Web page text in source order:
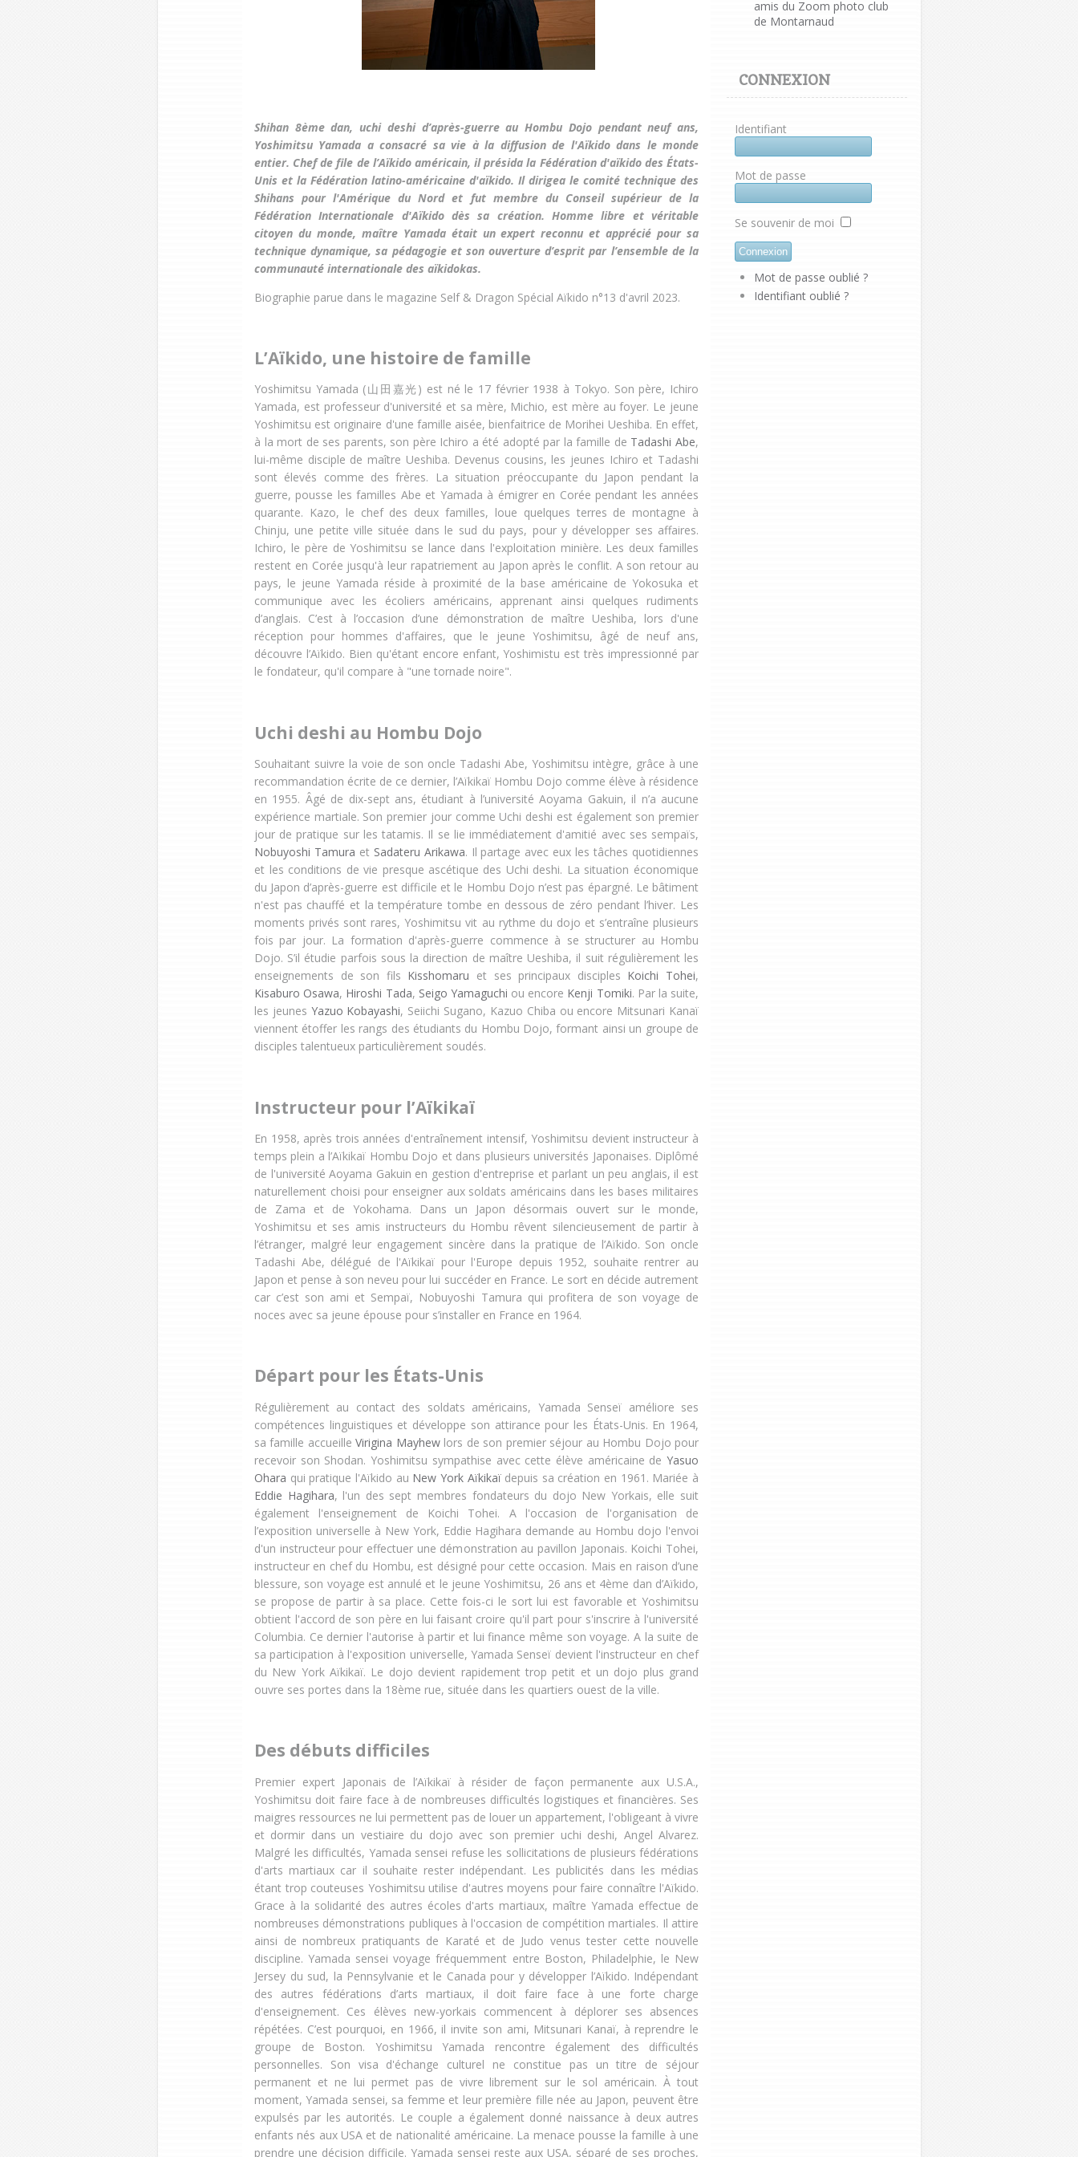
Shihan 8ème dan, uchi deshi d’après-guerre au Hombu Dojo pendant neuf ans,
Yoshimitsu Yamada a consacré sa vie à la diffusion de l'Aïkido dans le monde
entier. Chef de file de l’Aïkido américain, il présida la Fédération d'aïkido des États-
Unis et la Fédération latino-américaine d'aïkido. Il dirigea le comité technique des
Shihans pour l'Amérique du Nord et fut membre du Conseil supérieur de la
Fédération Internationale d'Aïkido dès sa création. Homme libre et véritable
citoyen du monde, maître Yamada était un expert reconnu et apprécié pour sa
technique dynamique, sa pédagogie et son ouverture d’esprit par l’ensemble de la
communauté internationale des aïkidokas.
Biographie parue dans le magazine Self & Dragon Spécial Aïkido n°13 d'avril 2023.
L’Aïkido, une histoire de famille
Yoshimitsu Yamada (山田嘉光) est né le 17 février 1938 à Tokyo. Son père, Ichiro
Yamada, est professeur d'université et sa mère, Michio, est mère au foyer. Le jeune
Yoshimitsu est originaire d'une famille aisée, bienfaitrice de Morihei Ueshiba. En effet,
à la mort de ses parents, son père Ichiro a été adopté par la famille de Tadashi Abe,
lui-même disciple de maître Ueshiba. Devenus cousins, les jeunes Ichiro et Tadashi
sont élevés comme des frères. La situation préoccupante du Japon pendant la
guerre, pousse les familles Abe et Yamada à émigrer en Corée pendant les années
quarante. Kazo, le chef des deux familles, loue quelques terres de montagne à
Chinju, une petite ville située dans le sud du pays, pour y développer ses affaires.
Ichiro, le père de Yoshimitsu se lance dans l'exploitation minière. Les deux familles
restent en Corée jusqu'à leur rapatriement au Japon après le conflit. A son retour au
pays, le jeune Yamada réside à proximité de la base américaine de Yokosuka et
communique avec les écoliers américains, apprenant ainsi quelques rudiments
d’anglais. C’est à l’occasion d’une démonstration de maître Ueshiba, lors d'une
réception pour hommes d'affaires, que le jeune Yoshimitsu, âgé de neuf ans,
découvre l’Aïkido. Bien qu'étant encore enfant, Yoshimistu est très impressionné par
le fondateur, qu'il compare à "une tornade noire".
Uchi deshi au Hombu Dojo
Souhaitant suivre la voie de son oncle Tadashi Abe, Yoshimitsu intègre, grâce à une
recommandation écrite de ce dernier, l’Aïkikaï Hombu Dojo comme élève à résidence
en 1955. Âgé de dix-sept ans, étudiant à l’université Aoyama Gakuin, il n’a aucune
expérience martiale. Son premier jour comme Uchi deshi est également son premier
jour de pratique sur les tatamis. Il se lie immédiatement d'amitié avec ses sempaïs,
Nobuyoshi Tamura et Sadateru Arikawa. Il partage avec eux les tâches quotidiennes
et les conditions de vie presque ascétique des Uchi deshi. La situation économique
du Japon d’après-guerre est difficile et le Hombu Dojo n’est pas épargné. Le bâtiment
n'est pas chauffé et la température tombe en dessous de zéro pendant l’hiver. Les
moments privés sont rares, Yoshimitsu vit au rythme du dojo et s’entraîne plusieurs
fois par jour. La formation d'après-guerre commence à se structurer au Hombu
Dojo. S’il étudie parfois sous la direction de maître Ueshiba, il suit régulièrement les
enseignements de son fils Kisshomaru et ses principaux disciples Koichi Tohei,
Kisaburo Osawa, Hiroshi Tada, Seigo Yamaguchi ou encore Kenji Tomiki. Par la suite,
les jeunes Yazuo Kobayashi, Seiichi Sugano, Kazuo Chiba ou encore Mitsunari Kanaï
viennent étoffer les rangs des étudiants du Hombu Dojo, formant ainsi un groupe de
disciples talentueux particulièrement soudés.
Instructeur pour l’Aïkikaï
En 1958, après trois années d'entraînement intensif, Yoshimitsu devient instructeur à
temps plein a l’Aïkikaï Hombu Dojo et dans plusieurs universités Japonaises. Diplômé
de l'université Aoyama Gakuin en gestion d'entreprise et parlant un peu anglais, il est
naturellement choisi pour enseigner aux soldats américains dans les bases militaires
de Zama et de Yokohama. Dans un Japon désormais ouvert sur le monde,
Yoshimitsu et ses amis instructeurs du Hombu rêvent silencieusement de partir à
l’étranger, malgré leur engagement sincère dans la pratique de l’Aïkido. Son oncle
Tadashi Abe, délégué de l'Aïkikaï pour l'Europe depuis 1952, souhaite rentrer au
Japon et pense à son neveu pour lui succéder en France. Le sort en décide autrement
car c’est son ami et Sempaï, Nobuyoshi Tamura qui profitera de son voyage de
noces avec sa jeune épouse pour s’installer en France en 1964.
Départ pour les États-Unis
Régulièrement au contact des soldats américains, Yamada Senseï améliore ses
compétences linguistiques et développe son attirance pour les États-Unis. En 1964,
sa famille accueilleVirigina Mayhewlors de son premier séjour au Hombu Dojo pour
recevoir son Shodan. Yoshimitsu sympathise avec cette élève américaine de Yasuo
Ohara qui pratique l'Aïkido au New York Aïkikaïdepuis sa création en 1961. Mariée à
Eddie Hagihara, l'un des sept membres fondateurs du dojo New Yorkais, elle suit
également l'enseignement de Koichi Tohei. A l'occasion de l'organisation de
l’exposition universelle à New York, Eddie Hagihara demande au Hombu dojo l'envoi
d'un instructeur pour effectuer une démonstration au pavillon Japonais. Koichi Tohei,
instructeur en chef du Hombu, est désigné pour cette occasion. Mais en raison d’une
blessure, son voyage est annulé et le jeune Yoshimitsu, 26 ans et 4ème dan d’Aïkido,
se propose de partir à sa place. Cette fois-ci le sort lui est favorable et Yoshimitsu
obtient l'accord de son père en lui faisant croire qu'il part pour s'inscrire à l'université
Columbia. Ce dernier l'autorise à partir et lui finance même son voyage. A la suite de
sa participation à l'exposition universelle, Yamada Senseï devient l'instructeur en chef
du New York Aïkikaï. Le dojo devient rapidement trop petit et un dojo plus grand
ouvre ses portes dans la 18ème rue, située dans les quartiers ouest de la ville.
Des débuts difficiles
Premier expert Japonais de l’Aïkikaï à résider de façon permanente aux U.S.A.,
Yoshimitsu doit faire face à de nombreuses difficultés logistiques et financières. Ses
maigres ressources ne lui permettent pas de louer un appartement, l'obligeant à vivre
et dormir dans un vestiaire du dojo avec son premier uchi deshi, Angel Alvarez.
Malgré les difficultés, Yamada sensei refuse les sollicitations de plusieurs fédérations
d'arts martiaux car il souhaite rester indépendant. Les publicités dans les médias
étant trop couteuses Yoshimitsu utilise d'autres moyens pour faire connaître l'Aïkido.
Grace à la solidarité des autres écoles d'arts martiaux, maître Yamada effectue de
nombreuses démonstrations publiques à l'occasion de compétition martiales. Il attire
ainsi de nombreux pratiquants de Karaté et de Judo venus tester cette nouvelle
discipline. Yamada sensei voyage fréquemment entre Boston, Philadelphie, le New
Jersey du sud, la Pennsylvanie et le Canada pour y développer l’Aïkido. Indépendant
des autres fédérations d’arts martiaux, il doit faire face à une forte charge
d'enseignement. Ces élèves new-yorkais commencent à déplorer ses absences
répétées. C’est pourquoi, en 1966, il invite son ami, Mitsunari Kanaï, à reprendre le
groupe de Boston. Yoshimitsu Yamada rencontre également des difficultés
personnelles. Son visa d'échange culturel ne constitue pas un titre de séjour
permanent et ne lui permet pas de vivre librement sur le sol américain. À tout
moment, Yamada sensei, sa femme et leur première fille née au Japon, peuvent être
expulsés par les autorités. Le couple a également donné naissance à deux autres
enfants nés aux USA et de nationalité américaine. La menace pousse la famille à une
prendre une décision difficile. Yamada sensei reste aux USA, séparé de ses proches,
amis du Zoom photo club
de Montarnaud
CONNEXION
Identifiant
Mot de passe
Se souvenir de moi
Mot de passe oublié ?
Identifiant oublié ?